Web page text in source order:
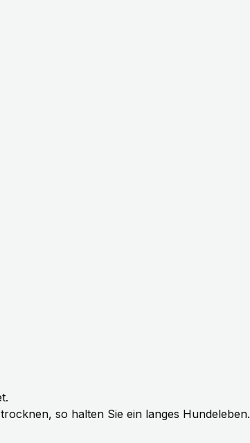
so halten Sie ein langes Hundeleben.